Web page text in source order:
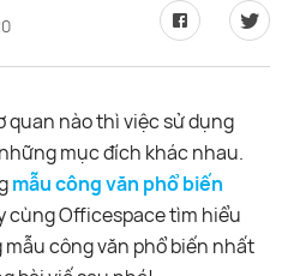
quan nào thì việc sử dụng
mục đích khác nhau.
mẫu công văn phổ biến
cùng Officespace tìm hiểu
công văn phổ biến nhất